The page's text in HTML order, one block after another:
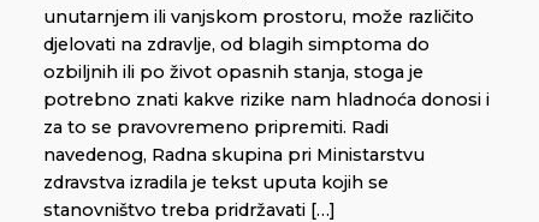
unutarnjem ili vanjskom prostoru, može različito
djelovati na zdravlje, od blagih simptoma do
ozbiljnih ili po život opasnih stanja, stoga je
potrebno znati kakve rizike nam hladnoća donosi i
za to se pravovremeno pripremiti. Radi
navedenog, Radna skupina pri Ministarstvu
zdravstva izradila je tekst uputa kojih se
stanovništvo treba pridržavati […]